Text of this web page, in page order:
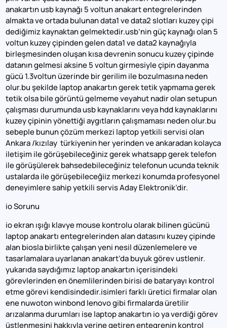
anakartın usb kaynağı 5 voltun anakart entegrelerinden
almakta ve ortada bulunan data1 ve data2 slotları kuzey çipi
dediğimiz kaynaktan gelmektedir.usb’nin güç kaynağı olan 5
voltun kuzey çipinden gelen data1 ve data2 kaynağıyla
birleşmesinden oluşan kısa devrenin sonucu kuzey çipinde
datanın gelmesi aksine 5 voltun girmesiyle çipin dayanma
gücü 1.3voltun üzerinde bir gerilim ile bozulmasına neden
olur.bu şekilde laptop anakartın gerek tetik yapmama gerek
tetik olsa bile görüntü gelmeme veyahut nadir olan setupun
çalışması durumunda usb kaynaklarını veya hdd kaynaklarını
kuzey çipinin yönettiği aygıtların çalışmaması neden olur.bu
sebeple bunun çözüm merkezi laptop yetkili servisi olan
Ankara /kızılay türkiyenin her yerinden ve ankaradan kolayca
iletişim ile görüşebileceğiniz gerek whatsapp gerek telefon
ile görüşülerek bahsedebileceğiniz telefonun ucunda teknik
ustalarda ile görüşebileceğiiz merkezi konumda profesyonel
deneyimlere sahip yetkili servis Aday Elektronik’dir.
io Sorunu
io ekran ışıĝı klavye mouse kontrolu olarak bilinen gücünü
laptop anakartı entegrelerinden alan datasını kuzey çipinde
alan biosla birlikte çalışan yeni nesil düzenlemelere ve
tasarlamalara uyarlanan anakart’da buyuk görev ustlenir.
yukarıda saydığımız laptop anakartın içerisindeki
görevlerinden en önemlilerinden birisi de bataryayı kontrol
etme görevi kendisindedir.isimleri farklı üretici firmalar olan
ene nuwoton winbond lenovo gibi firmalarda üretilir
arızalanma durumları ise laptop anakartın io ya verdiği görev
üstlenmesini hakkıyla yerine getiren entegrenin kontrol